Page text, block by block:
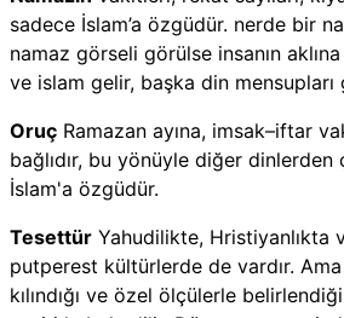
sadece İslam’a özgüdür. nerde bir
namaz görseli görülse insanın
ve islam gelir, başka din mensupları
Oruç Ramazan ayına, imsak–iftar
bağlıdır, bu yönüyle diğer
İslam'a özgüdür.
Tesettür Yahudilikte, Hristiyanlıkta
putperest kültürlerde de vardır. Ama
kılındığı ve özel ölçülerle